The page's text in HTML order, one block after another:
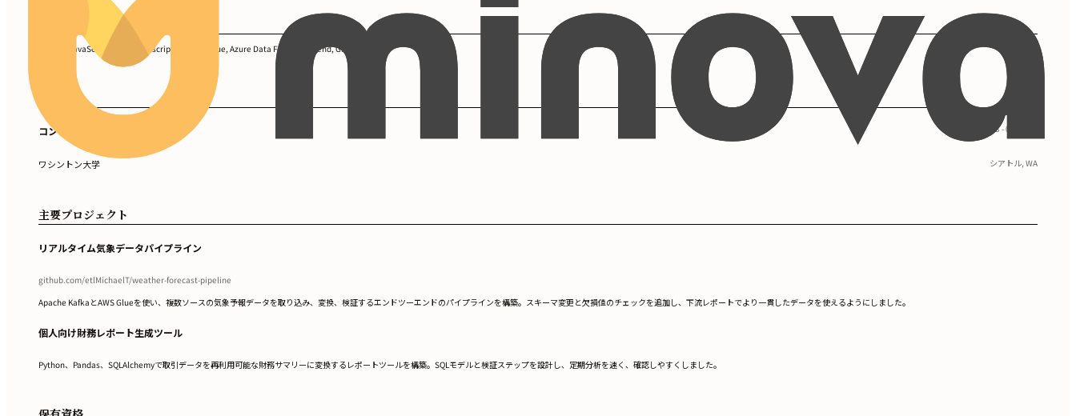
Python, JavaScript, SQL, Bash scripting, AWS Glue, Azure Data Factory, Talend, Git
コンピュータサイエンス学士号 09/2013 - 05/2017
ワシントン大学 シアトル, WA
主要プロジェクト
リアルタイム気象データパイプライン
github.com/etlMichaelT/weather-forecast-pipeline
Apache KafkaとAWS Glueを使い、複数ソースの気象予報データを取り込み、変換、検証するエンドツーエンドのパイプラインを構築。スキーマ変更と欠損値のチェックを追加し、下流レポートでより一貫したデータを使えるようにしました。
個人向け財務レポート生成ツール
Python、Pandas、SQLAlchemyで取引データを再利用可能な財務サマリーに変換するレポートツールを構築。SQLモデルと検証ステップを設計し、定期分析を速く、確認しやすくしました。